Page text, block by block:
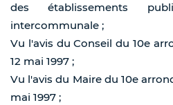
des établissements
intercommunale ;
Vu l'avis du Conseil du 10e
12 mai 1997 ;
Vu l'avis du Maire du 10e
mai 1997 ;